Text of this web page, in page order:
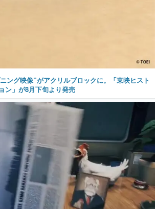
ング映像”がアクリルブロックに。「東映ヒスト
ン」が8月下旬より発売